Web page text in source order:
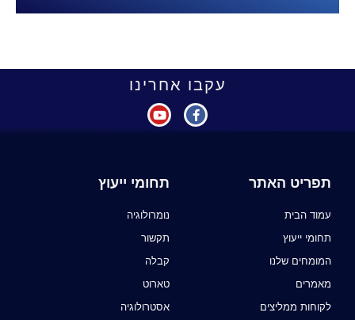
עקבו אחרינו
תפריט האתר
עמוד הבית
תחומי ייעוץ
המומחים שלנו
מאמרים
לקוחות ממליצים
תחומי ייעוץ
נומרולוגיה
תקשור
קבלה
טארוט
אסטרולוגיה